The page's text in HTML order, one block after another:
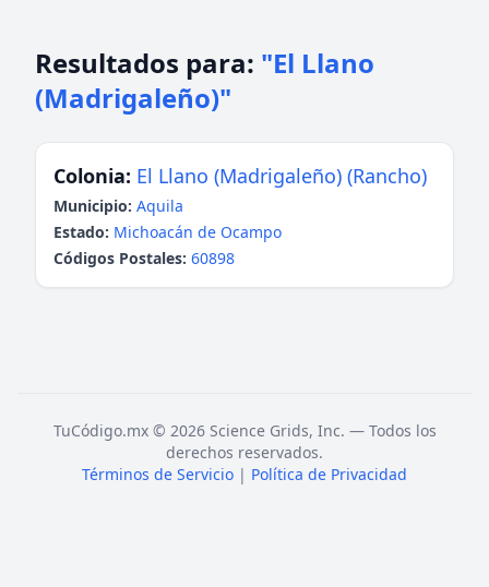
Resultados para: "El Llano
(Madrigaleño)"
Colonia: El Llano (Madrigaleño) (Rancho)
Municipio: Aquila
Estado: Michoacán de Ocampo
Códigos Postales: 60898
TuCódigo.mx © 2026 Science Grids, Inc. — Todos los
derechos reservados.
Términos de Servicio | Política de Privacidad